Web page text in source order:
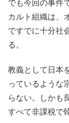
でも今回の事件
カルト組織は、
ですでに十分社
る。
教義として日本
っているような
らない。しかも
すべて非課税で